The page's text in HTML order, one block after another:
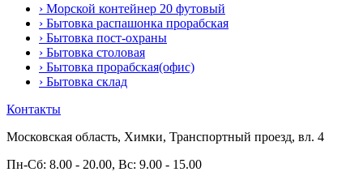
› Морской контейнер 20 футовый
› Бытовка распашонка прорабская
› Бытовка пост-охраны
› Бытовка столовая
› Бытовка прорабская(офис)
› Бытовка склад
Контакты
Московская область, Химки, Транспортный проезд, вл. 4
Пн-Сб: 8.00 - 20.00, Вс: 9.00 - 15.00